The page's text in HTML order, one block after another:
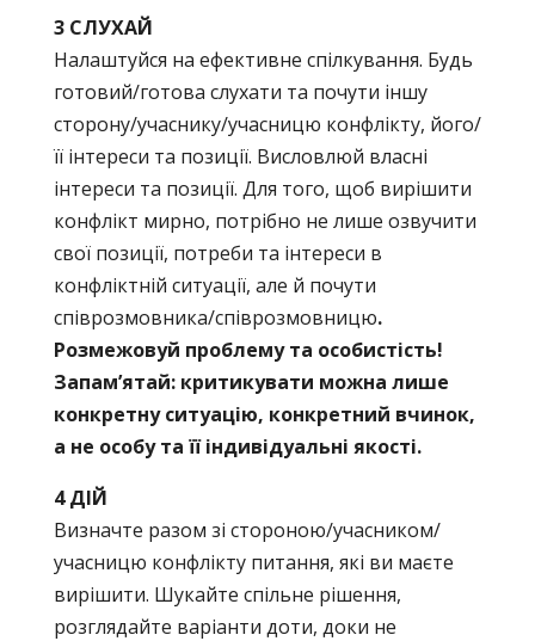
3 СЛУХАЙ
Налаштуйся на ефективне спілкування. Будь
готовий/готова слухати та почути іншу
сторону/учаснику/учасницю конфлікту, його/
її інтереси та позиції. Висловлюй власні
інтереси та позиції. Для того, щоб вирішити
конфлікт мирно, потрібно не лише озвучити
свої позиції, потреби та інтереси в
конфліктній ситуації, але й почути
співрозмовника/співрозмовницю.
Розмежовуй проблему та особистість!
Запам’ятай: критикувати можна лише
конкретну ситуацію, конкретний вчинок,
а не особу та її індивідуальні якості.
4 ДІЙ
Визначте разом зі стороною/учасником/
учасницю конфлікту питання, які ви маєте
вирішити. Шукайте спільне рішення,
розглядайте варіанти доти, доки не